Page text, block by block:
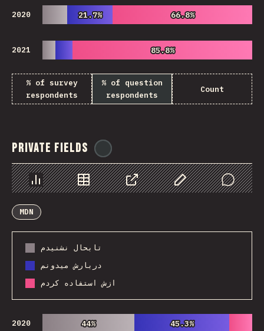
2020 21.7%
21.7% 66.8%
66.8%
2021 85.8%
85.8%
% of survey
respondents
% of question
respondents
Count
Private Fields
Chart Data Share Customize Data
Comments
MDN
تابحال نشنیدم
دربارش میدونم
ازش استفاده کردم
2020 44%
44% 45.3%
45.3%